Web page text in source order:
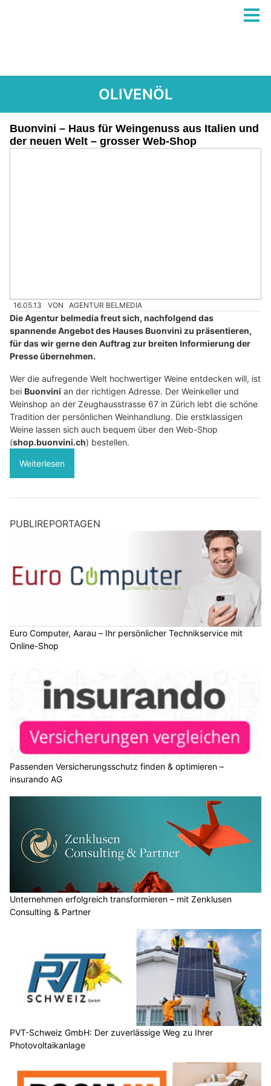
OLIVENÖL
Buonvini – Haus für Weingenuss aus Italien und
der neuen Welt – grosser Web-Shop
16.05.13 VON AGENTUR BELMEDIA
Die Agentur belmedia freut sich, nachfolgend das
spannende Angebot des Hauses Buonvini zu präsentieren,
für das wir gerne den Auftrag zur breiten Informierung der
Presse übernehmen.
Wer die aufregende Welt hochwertiger Weine entdecken will, ist
bei Buonvini an der richtigen Adresse. Der Weinkeller und
Weinshop an der Zeughausstrasse 67 in Zürich lebt die schöne
Tradition der persönlichen Weinhandlung. Die erstklassigen
Weine lassen sich auch bequem über den Web-Shop
(shop.buonvini.ch) bestellen.
Weiterlesen
PUBLIREPORTAGEN
Euro Computer, Aarau – Ihr persönlicher Technikservice mit
Online-Shop
Passenden Versicherungsschutz finden & optimieren –
insurando AG
Unternehmen erfolgreich transformieren – mit Zenklusen
Consulting & Partner
PVT-Schweiz GmbH: Der zuverlässige Weg zu Ihrer
Photovoltaikanlage